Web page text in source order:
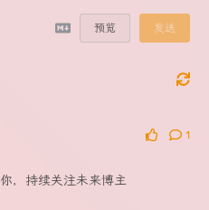
预览 发送
1
，持续关注未来博主